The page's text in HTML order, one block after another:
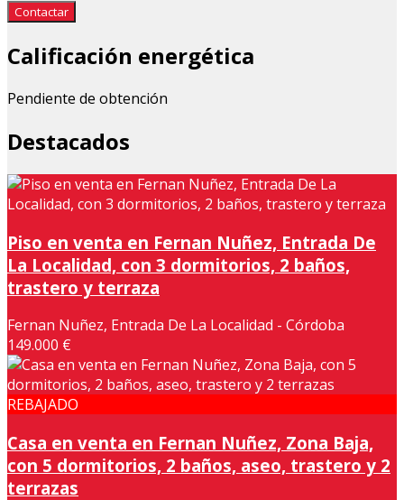
Contactar
Calificación energética
Pendiente de obtención
Destacados
Piso en venta en Fernan Nuñez, Entrada De
La Localidad, con 3 dormitorios, 2 baños,
trastero y terraza
Fernan Nuñez, Entrada De La Localidad - Córdoba
149.000 €
REBAJADO
Casa en venta en Fernan Nuñez, Zona Baja,
con 5 dormitorios, 2 baños, aseo, trastero y 2
terrazas